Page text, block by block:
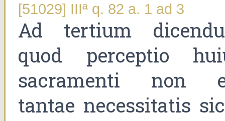
[51029] IIIª q. 82 a. 1 ad 3
Ad tertium
quod perceptio
sacramenti non
tantae necessitatis